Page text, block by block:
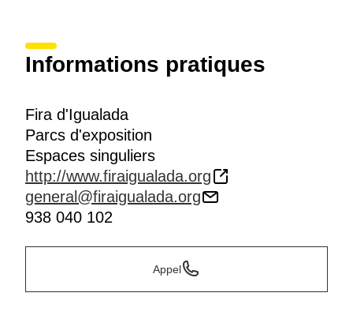
Informations pratiques
Fira d'Igualada
Parcs d'exposition
Espaces singuliers
http://www.firaigualada.org
general@firaigualada.org
938 040 102
Appel